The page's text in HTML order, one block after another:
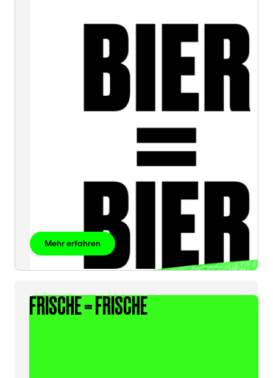
Mehr erfahren
FRISCHE = FRISCHE